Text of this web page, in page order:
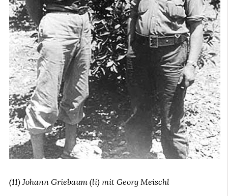
(11) Johann Griebaum (li) mit Georg Meischl